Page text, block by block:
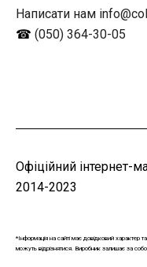
Написати нам
☎ (050) 364-30-05
Офіційний інтернет-
2014-2023
*Інформація на сайті має довідковий характер
можуть відрізнятися. Виробник залишає за